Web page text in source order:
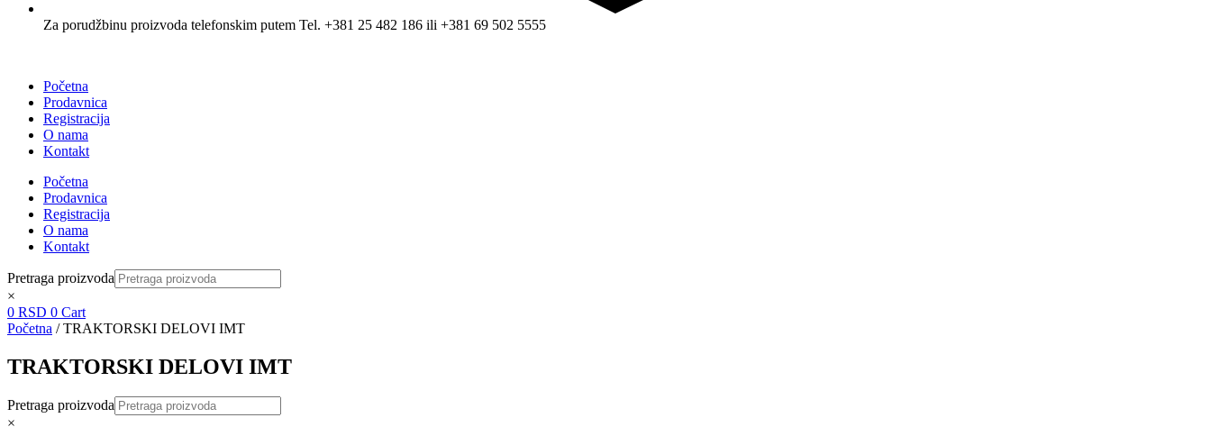
Za porudžbinu proizvoda telefonskim putem Tel. +381 25 482 186 ili +381 69 502 5555
Početna
Prodavnica
Registracija
O nama
Kontakt
Početna
Prodavnica
Registracija
O nama
Kontakt
Pretraga proizvoda
×
0 RSD 0 Cart
Početna / TRAKTORSKI DELOVI IMT
TRAKTORSKI DELOVI IMT
Pretraga proizvoda
×